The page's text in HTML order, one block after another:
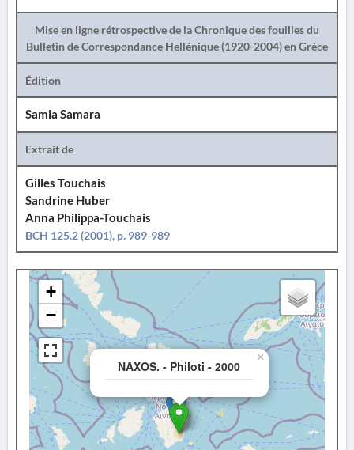
Mise en ligne rétrospective de la Chronique des fouilles du
Bulletin de Correspondance Hellénique (1920-2004) en Grèce
Édition
Samia Samara
Extrait de
Gilles Touchais
Sandrine Huber
Anna Philippa-Touchais
BCH 125.2 (2001), p. 989-989
NAXOS. - Philoti - 2000
×
+
−